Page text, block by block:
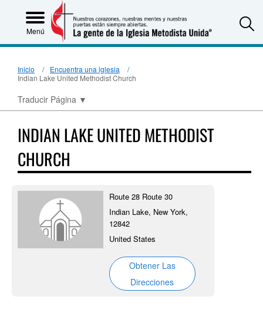
Menú
Inicio
Encuentra una iglesia
Indian Lake United Methodist Church
Traducir Página ▼
INDIAN LAKE UNITED METHODIST
CHURCH
Route 28 Route 30
Indian Lake, New York,
12842
United States
Obtener Las
Direcciones